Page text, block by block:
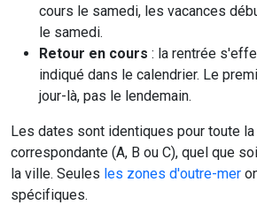
cours le samedi, les vacances
le samedi.
Retour en cours : la rentrée
indiqué dans le calendrier. Le
jour-là, pas le lendemain.
Les dates sont identiques pour toute
correspondante (A, B ou C), quel que
la ville. Seules les zones d'outre-mer
spécifiques.